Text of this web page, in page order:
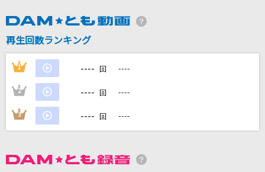
くじら
カラオケ最新情報をチェック！
再生回数ランキング
1 ---- 回 ----
2 ---- 回 ----
3 ---- 回 ----